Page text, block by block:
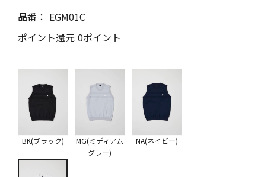
品番： EGM01C
ポイント還元 0ポイント
BK(ブラック)
MG(ミディアム
グレー)
NA(ネイビー)